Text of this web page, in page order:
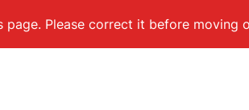
page. Please correct it before moving